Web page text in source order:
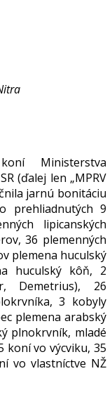
Ministerstva
(ďalej len „MPRV
jarnú bonitáciu
prehliadnutých 9
lipicanských
36 plemenných
plemena huculský
huculský kôň, 2
Demetrius), 26
3 kobyly
plemena arabský
plnokrvník, mladé
koní vo výcviku, 35
vo vlastníctve NŽ